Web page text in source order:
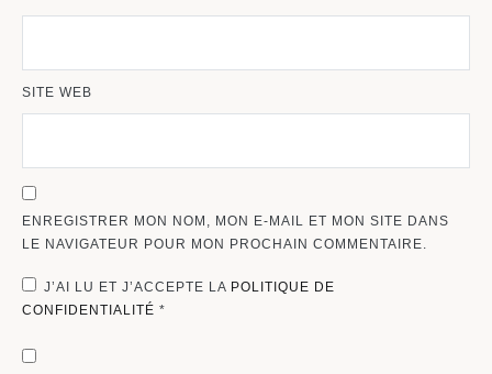
SITE WEB
ENREGISTRER MON NOM, MON E-MAIL ET MON SITE DANS
LE NAVIGATEUR POUR MON PROCHAIN COMMENTAIRE.
J’AI LU ET J’ACCEPTE LA POLITIQUE DE
CONFIDENTIALITÉ *